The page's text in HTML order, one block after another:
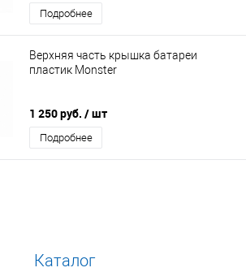
Подробнее
Верхняя часть крышка батареи
пластик Monster
1 250 руб. / шт
Подробнее
Каталог